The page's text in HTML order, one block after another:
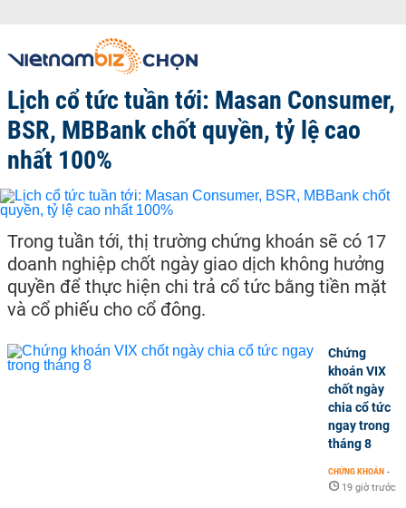
Lịch cổ tức tuần tới: Masan Consumer,
BSR, MBBank chốt quyền, tỷ lệ cao
nhất 100%
Trong tuần tới, thị trường chứng khoán sẽ có 17
doanh nghiệp chốt ngày giao dịch không hưởng
quyền để thực hiện chi trả cổ tức bằng tiền mặt
và cổ phiếu cho cổ đông.
Chứng
khoán VIX
chốt ngày
chia cổ tức
ngay trong
tháng 8
CHỨNG KHOÁN -
19 giờ trước